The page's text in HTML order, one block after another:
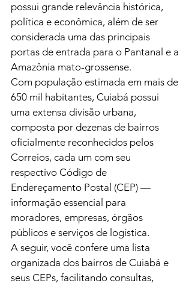
possui grande relevância histórica,
política e econômica, além de ser
considerada uma das principais
portas de entrada para o Pantanal e a
Amazônia mato-grossense.
Com população estimada em mais de
650 mil habitantes, Cuiabá possui
uma extensa divisão urbana,
composta por dezenas de bairros
oficialmente reconhecidos pelos
Correios, cada um com seu
respectivo Código de
Endereçamento Postal (CEP) —
informação essencial para
moradores, empresas, órgãos
públicos e serviços de logística.
A seguir, você confere uma lista
organizada dos bairros de Cuiabá e
seus CEPs, facilitando consultas,